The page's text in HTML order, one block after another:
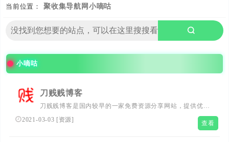
当前位置： 聚收集导航网 小嘀咕
小嘀咕
刀贱贱博客
刀贱贱博客是国内较早的一家免费资源分享网站，提供优志
的资源，用心打造全面的资源网平台，让我们的生活更加精
2021-03-03 [资源] 查看